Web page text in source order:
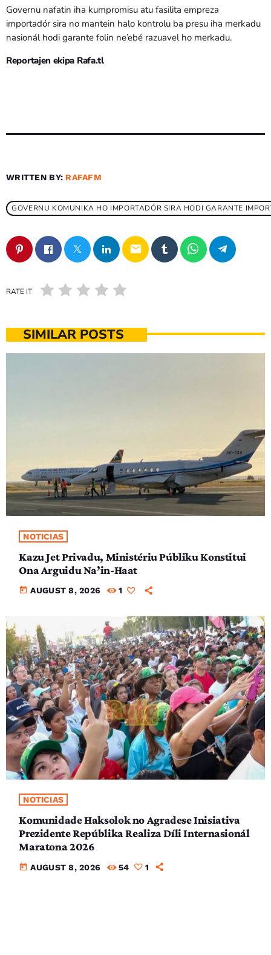
Governu nafatin iha kumpromisu atu fasilita empreza
importadór sira no mantein halo kontrolu ba presu iha merkadu
nasionál hodi garante folin ne’ebé razuavel ho merkadu.
Reportajen ekipa Rafa.tl
WRITTEN BY: RAFAFM
GOVERNU KOMUNIKA HO IMPORTADÓR SIRA HODI GARANTE
email
RATE IT
SIMILAR POSTS
NOTICIAS
Kazu Jet Privadu, Ministériu Públiku Konstitui
Ona Arguidu Na’in-Haat
today AUGUST 8, 2026 1
NOTICIAS
Komunidade Haksolok no Agradese Inisiativa
Prezidente Repúblika Realiza Díli Internasionál
Maratona 2026
today AUGUST 8, 2026 54 1